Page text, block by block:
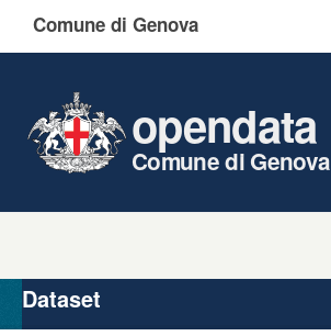
Comune di Genova
opendata
Comune di Genova
Organizzazioni
Gruppi
Dataset